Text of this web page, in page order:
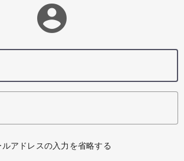
account_circle
アドレスの入力を省略する